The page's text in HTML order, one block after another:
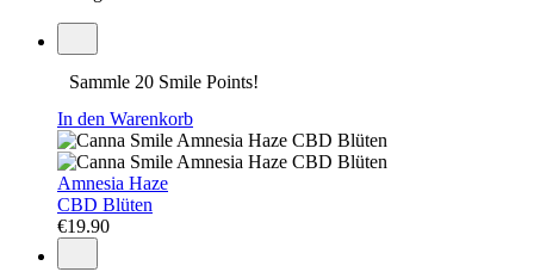
Sammle 20 Smile Points!
In den Warenkorb
Amnesia Haze
CBD Blüten
€19.90